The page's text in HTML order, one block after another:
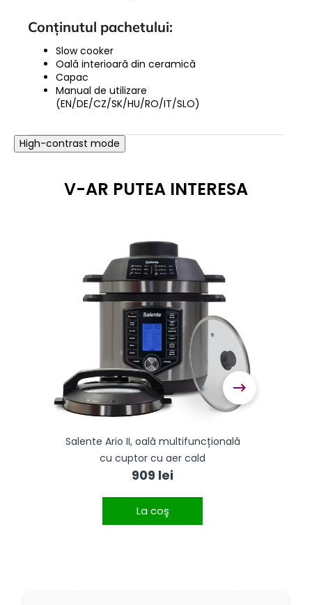
Conținutul pachetului:
Slow cooker
Oală interioară din ceramică
Capac
Manual de utilizare
(EN/DE/CZ/SK/HU/RO/IT/SLO)
High-contrast mode
Salente Ario II, oală multifuncțională
cu cuptor cu aer cald
909 lei
La coş